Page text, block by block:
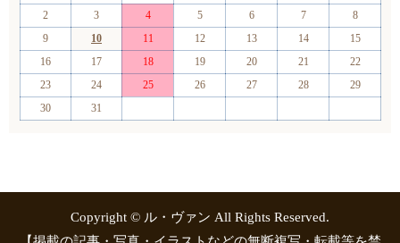
2
3 4 5 6 7
8
9
10 11 12 13 14
15
16
17 18 19 20 21
22
23
24 25 26 27 28
29
30
31
Copyright © ル・ヴァン All Rights Reserved.